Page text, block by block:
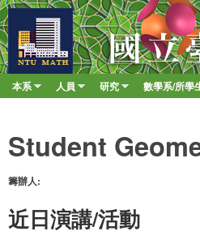
臺
大
數
學Main menu
本系 人員 研究 數學系/所學
Student
籌辦人:
近日演講/活動